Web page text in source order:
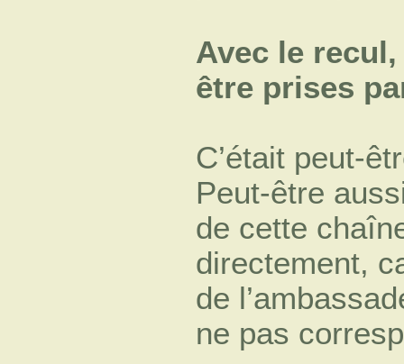
Avec le
être prises
C’était peut-
Peut-être
de cette
directement,
de
ne pas